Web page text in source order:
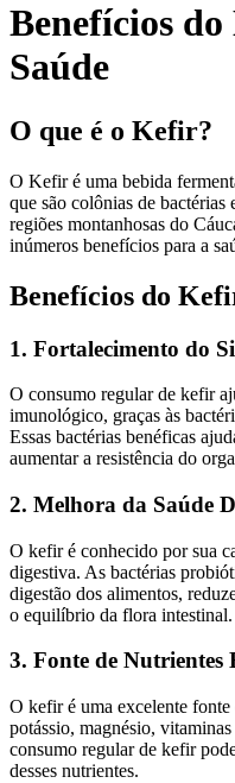
Benefícios
Saúde
O que é o Kefir?
O Kefir é uma bebida
que são colônias de
regiões montanhosas do
inúmeros benefícios para a
Benefícios do
1. Fortalecimento do
O consumo regular de kefir
imunológico, graças às
Essas bactérias benéficas
aumentar a resistência do
2. Melhora da Saúde
O kefir é conhecido por sua
digestiva. As bactérias
digestão dos alimentos,
o equilíbrio da flora intestinal.
3. Fonte de Nutrientes
O kefir é uma excelente
potássio, magnésio,
consumo regular de kefir
desses nutrientes.